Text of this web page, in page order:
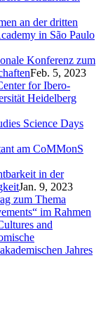
an der dritten
in São Paulo
Konferenz zum
Feb. 5, 2023
for Ibero-
Heidelberg
Science Days
am CoMMonS
in der
Jan. 9, 2023
zum Thema
im Rahmen
and
Jahres